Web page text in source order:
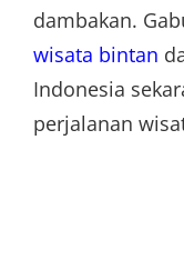
dambakan.
wisata bintan
Indonesia
perjalanan